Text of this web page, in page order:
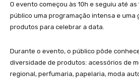
O evento começou às 10h e seguiu até
público uma programação intensa e uma
produtos para celebrar a data.
Durante o evento, o público pôde
diversidade de produtos: acessórios de
regional, perfumaria, papelaria, moda